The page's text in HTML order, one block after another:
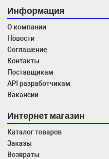
Информация
О компании
Новости
Соглашение
Контакты
Поставщикам
API разработчикам
Вакансии
Интернет магазин
Каталог товаров
Заказы
Возвраты